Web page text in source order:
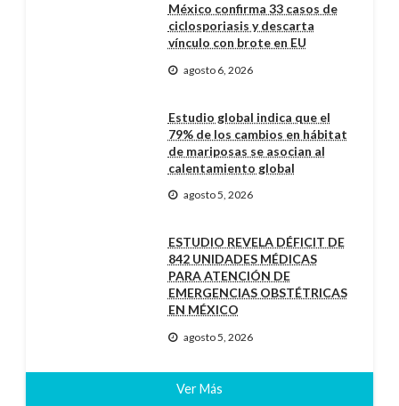
México confirma 33 casos de
ciclosporiasis y descarta
vínculo con brote en EU
agosto 6, 2026
Estudio global indica que el
79% de los cambios en hábitat
de mariposas se asocian al
calentamiento global
agosto 5, 2026
ESTUDIO REVELA DÉFICIT DE
842 UNIDADES MÉDICAS
PARA ATENCIÓN DE
EMERGENCIAS OBSTÉTRICAS
EN MÉXICO
agosto 5, 2026
Ver Más